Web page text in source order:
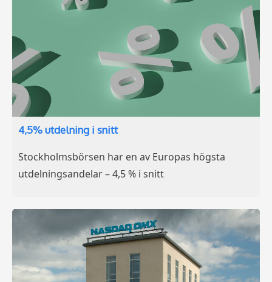
4,5% utdelning i snitt
Stockholmsbörsen har en av Europas högsta
utdelningsandelar – 4,5 % i snitt